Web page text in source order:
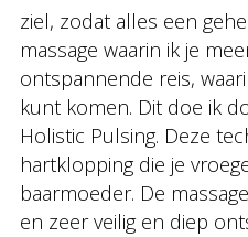
ziel, zodat alles een
massage waarin ik je
ontspannende reis,
kunt komen. Dit doe ik
Holistic Pulsing. Deze
hartklopping die je
baarmoeder. De
en zeer veilig en diep